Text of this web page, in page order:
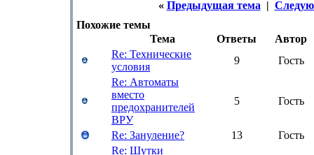
« Предыдущая тема |
Похожие темы
Тема
Ответы
Автор
Re: Технические
условия
9
Гость
Re: Автоматы
вместо
предохранителей
ВРУ
5 Гость
Re: Зануление? 13
Гость
Re: Шутки